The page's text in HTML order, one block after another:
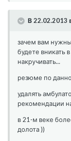
В 22.02.2013
зачем вам
будете вникать
накручивать...
резюме по
удалять
рекомендации
в 21-м веке
долота ))